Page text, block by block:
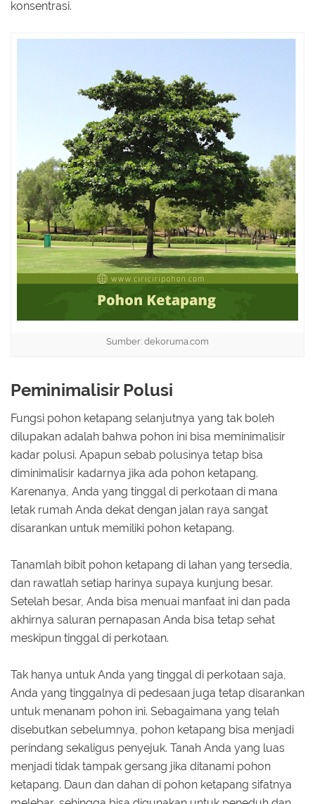
konsentrasi.
Sumber: dekoruma.com
Peminimalisir Polusi
Fungsi pohon ketapang selanjutnya yang tak boleh
dilupakan adalah bahwa pohon ini bisa meminimalisir
kadar polusi. Apapun sebab polusinya tetap bisa
diminimalisir kadarnya jika ada pohon ketapang.
Karenanya, Anda yang tinggal di perkotaan di mana
letak rumah Anda dekat dengan jalan raya sangat
disarankan untuk memiliki pohon ketapang.
Tanamlah bibit pohon ketapang di lahan yang tersedia,
dan rawatlah setiap harinya supaya kunjung besar.
Setelah besar, Anda bisa menuai manfaat ini dan pada
akhirnya saluran pernapasan Anda bisa tetap sehat
meskipun tinggal di perkotaan.
Tak hanya untuk Anda yang tinggal di perkotaan saja,
Anda yang tinggalnya di pedesaan juga tetap disarankan
untuk menanam pohon ini. Sebagaimana yang telah
disebutkan sebelumnya, pohon ketapang bisa menjadi
perindang sekaligus penyejuk. Tanah Anda yang luas
menjadi tidak tampak gersang jika ditanami pohon
ketapang. Daun dan dahan di pohon ketapang sifatnya